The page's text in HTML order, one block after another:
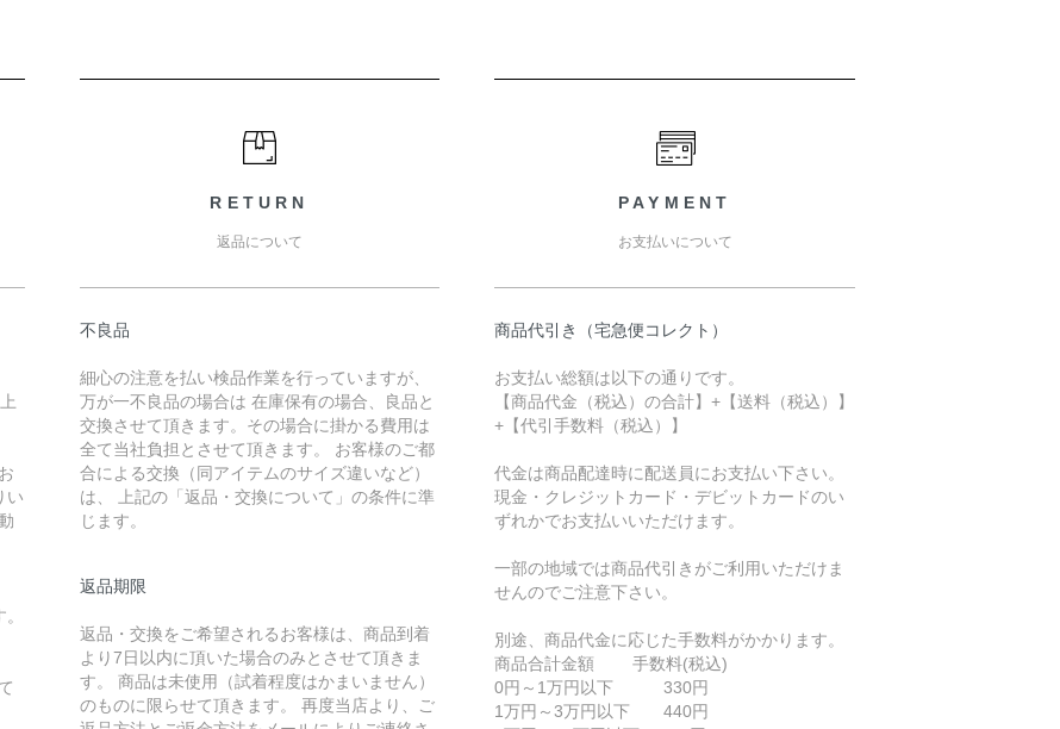
い
RETURN
返品について
不良品
細心の注意を払い検品作業を行っていますが、
万が一不良品の場合は 在庫保有の場合、良品と
交換させて頂きます。その場合に掛かる費用は
全て当社負担とさせて頂きます。 お客様のご都
合による交換（同アイテムのサイズ違いなど）
は、 上記の「返品・交換について」の条件に準
じます。
返品期限
返品・交換をご希望されるお客様は、商品到着
より7日以内に頂いた場合のみとさせて頂きま
す。 商品は未使用（試着程度はかまいません）
のものに限らせて頂きます。 再度当店より、ご
PAYMENT
お支払いについて
商品代引き（宅急便コレクト）
お支払い総額は以下の通りです。
【商品代金（税込）の合計】+【送料（税込）】
+【代引手数料（税込）】
代金は商品配達時に配送員にお支払い下さい。
現金・クレジットカード・デビットカードのい
ずれかでお支払いいただけます。
一部の地域では商品代引きがご利用いただけま
せんのでご注意下さい。
別途、商品代金に応じた手数料がかかります。
商品合計金額 手数料(税込)
0円～1万円以下 330円
1万円～3万円以下 440円